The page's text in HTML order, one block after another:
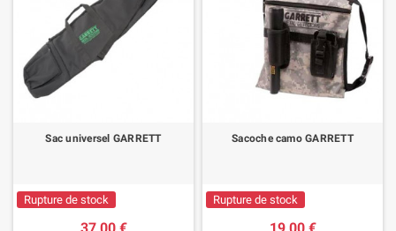
Sac universel GARRETT
Rupture de stock
37,00 €
Sacoche camo GARRETT
Rupture de stock
19,00 €